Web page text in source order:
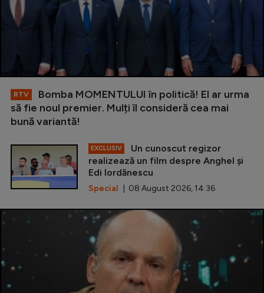
RTV
Bomba MOMENTULUI în politică! El ar urma
să fie noul premier. Mulți îl consideră cea mai
bună variantă!
EXCLUSIV
Un cunoscut regizor
realizează un film despre Anghel și
Edi Iordănescu
Special | 08 August 2026, 14:36